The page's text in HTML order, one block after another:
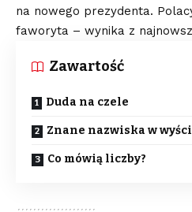
na nowego prezydenta.
faworyta – wynika z
Zawartość
Duda na czele
Znane nazwiska w
Co mówią liczby?